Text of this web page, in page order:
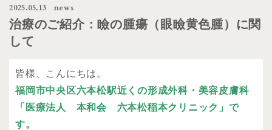
2025.05.13 news
治療のご紹介：瞼の腫瘍（眼瞼黄色腫）に関
して
皆様、こんにちは。
福岡市中央区六本松駅近くの形成外科・美容皮膚科
「医療法人 本和会 六本松稲本クリニック」で
す。